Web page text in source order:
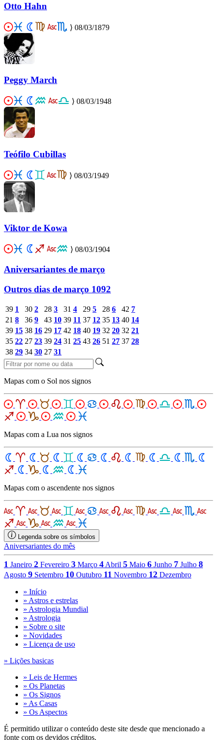
Otto Hahn
⟩ 08/03/1879
Peggy March
⟩ 08/03/1948
Teófilo Cubillas
⟩ 08/03/1949
Viktor de Kowa
⟩ 08/03/1904
Aniversariantes de março
Outros dias de março 1092
39 1 30 2 28 3 31 4 29 5 28 6 42 7
21 8 36 9 43 10 39 11 37 12 35 13 40 14
39 15 38 16 29 17 42 18 40 19 32 20 32 21
35 22 27 23 39 24 31 25 43 26 51 27 37 28
38 29 34 30 27 31
Mapas com o Sol nos signos
Mapas com a Lua nos signos
Mapas com o ascendente nos signos
Legenda sobre os símbolos
Aniversariantes do mês
1 Janeiro 2 Fevereiro 3 Março 4 Abril 5 Maio 6 Junho 7 Julho 8
Agosto 9 Setembro 10 Outubro 11 Novembro 12 Dezembro
» Início
» Astros e estrelas
» Astrologia Mundial
» Astrologia
» Sobre o site
» Novidades
» Licença de uso
» Lições basicas
» Leis de Hermes
» Os Planetas
» Os Signos
» As Casas
» Os Aspectos
É permitido utilizar o conteúdo deste site desde que mencionado a
fonte com os devidos créditos.